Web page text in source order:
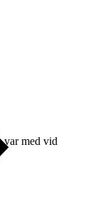
var med vid